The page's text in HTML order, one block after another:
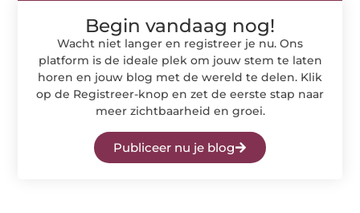
Begin vandaag nog!
Wacht niet langer en registreer je nu. Ons
platform is de ideale plek om jouw stem te laten
horen en jouw blog met de wereld te delen. Klik
op de Registreer-knop en zet de eerste stap naar
meer zichtbaarheid en groei.
Publiceer nu je blog